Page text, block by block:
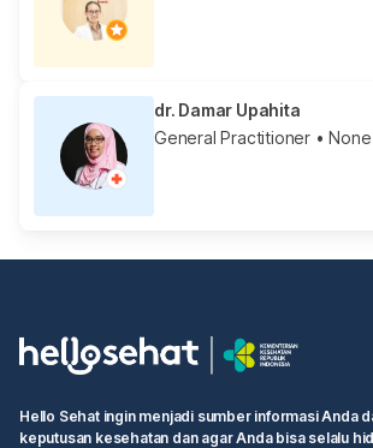
dr. Damar Upahita
General Practitioner • None
Hello Sehat ingin menjadi sumber informasi Anda
keputusan kesehatan dan agar Anda bisa selalu